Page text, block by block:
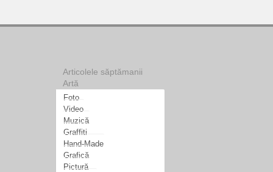
Articolele săptămanii
Artă
Foto
Video
Muzică
Graffiti
Hand-Made
Grafică
Pictură